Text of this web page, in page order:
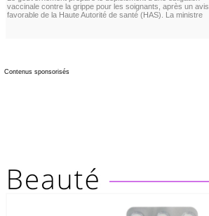
vaccinale contre la grippe pour les soignants, après un avis
favorable de la Haute Autorité de santé (HAS). La ministre
Contenus sponsorisés